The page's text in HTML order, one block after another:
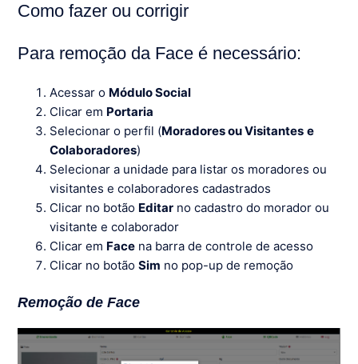
Como fazer ou corrigir
Para remoção da Face é necessário:
Acessar o Módulo Social
Clicar em Portaria
Selecionar o perfil (Moradores ou Visitantes e
Colaboradores)
Selecionar a unidade para listar os moradores ou
visitantes e colaboradores cadastrados
Clicar no botão Editar no cadastro do morador ou
visitante e colaborador
Clicar em Face na barra de controle de acesso
Clicar no botãoSim no pop-up de remoção
Remoção de Face